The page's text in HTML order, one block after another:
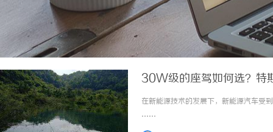
30W级的座驾如何选？
在新能源技术的发展下，新能源汽车受
……